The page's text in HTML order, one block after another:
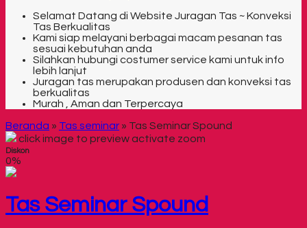
Selamat Datang di Website Juragan Tas ~ Konveksi
Tas Berkualitas
Kami siap melayani berbagai macam pesanan tas
sesuai kebutuhan anda
Silahkan hubungi costumer service kami untuk info
lebih lanjut
Juragan tas merupakan produsen dan konveksi tas
berkualitas
Murah , Aman dan Terpercaya
Beranda » Tas seminar » Tas Seminar Spound
click image to previewactivate zoom
Diskon
0%
Tas Seminar Spound